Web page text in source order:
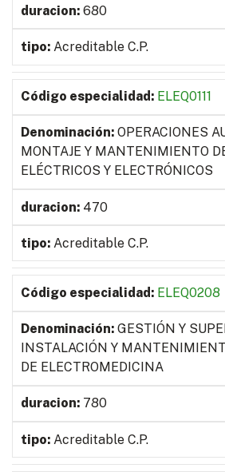
680
Acreditable C.P.
ELEQ0111
OPERACIONES
MONTAJE Y MANTENIMIENTO
ELÉCTRICOS Y ELECTRÓNICOS
470
Acreditable C.P.
ELEQ0208
GESTIÓN Y
INSTALACIÓN Y
DE ELECTROMEDICINA
780
Acreditable C.P.